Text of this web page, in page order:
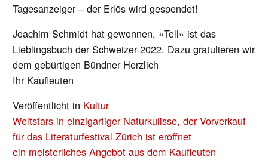
Tagesanzeiger – der Erlös wird gespendet!
Joachim Schmidt hat gewonnen, «Tell» ist das
Lieblingsbuch der Schweizer 2022. Dazu gratulieren wir
dem gebürtigen Bündner Herzlich
Ihr Kaufleuten
Veröffentlicht in Kultur
BEITRAGS-
NAVIGATION
Weltstars in einzigartiger Naturkulisse, der Vorverkauf
für das Literaturfestival Zürich ist eröffnet
ein meisterliches Angebot aus dem Kaufleuten